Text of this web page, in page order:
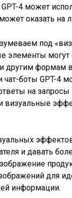
4 может
оказать на
под
элементы могут
другим формам
боты GPT-4
на запросы
визуальные
и давать
для
информации.